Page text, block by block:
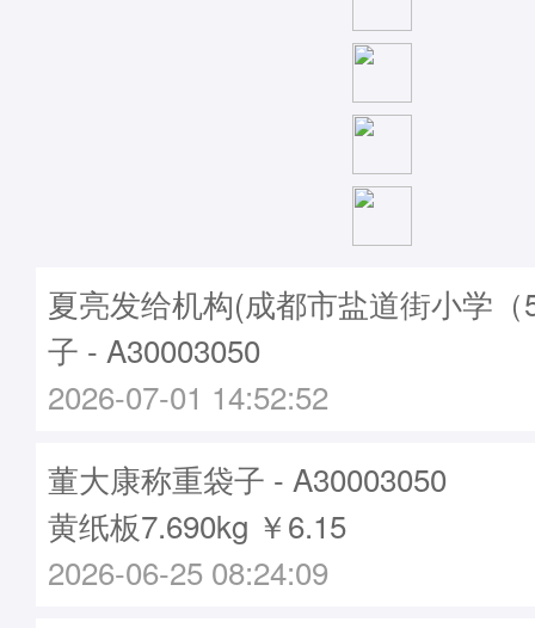
夏亮发给机构(成都市盐道街小学
子 - A30003050
2026-07-01 14:52:52
董大康称重袋子 - A30003050
黄纸板7.690kg ￥6.15
2026-06-25 08:24:09